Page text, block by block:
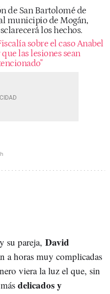
de San Bartolomé de
municipio de Mogán,
los hechos.
sobre el caso Anabel
las lesiones sean
su pareja, David
a horas muy complicadas
viera la luz el que, sin
delicados y